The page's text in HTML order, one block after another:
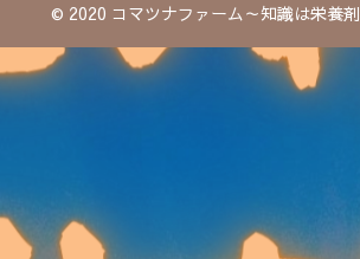
© 2020 コマツナファーム～知識は栄養